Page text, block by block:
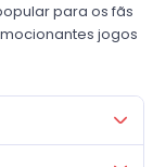
para os fãs
jogos